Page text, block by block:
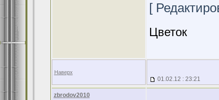
[
Цветок
Наверх
01.02.12 : 23:21
zbrodov2010